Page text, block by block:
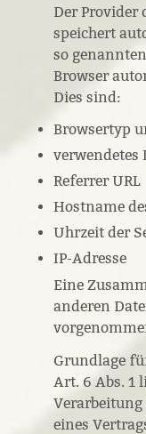
Der Provider
speichert
so
Browser
Dies sind:
Browsertyp
verwendetes
Referrer URL
Hostname
Uhrzeit der
IP-Adresse
Eine
anderen
Grundlage
Art. 6 Abs. 1
eines